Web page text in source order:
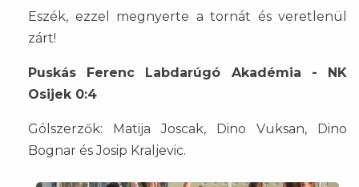
Eszék, ezzel megnyerte a tornát és veretlenül
zárt!
Puskás Ferenc Labdarúgó Akadémia - NK
Osijek 0:4
Gólszerzők: Matija Joscak, Dino Vuksan, Dino
Bognar és Josip Kraljevic.